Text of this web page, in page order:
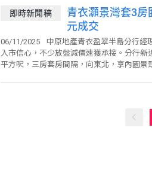
即時新聞稿
青衣灝景灣套3房
元成交
06/11/2025
中原地產青衣盈翠半島分行經
入市信心，不少放盤減價速獲承接。分行
平方呎，三房套房間隔，向東北，享內園景致